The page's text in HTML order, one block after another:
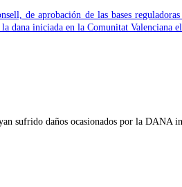
de aprobación de las bases
dana iniciada en la Comunitat
sufrido daños ocasionados por la DANA